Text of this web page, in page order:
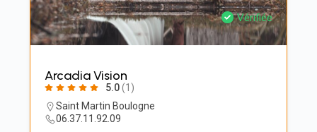
Vérifiée
Arcadia Vision
5.0(1)
Saint Martin Boulogne
‭06.37.11.92.09‬